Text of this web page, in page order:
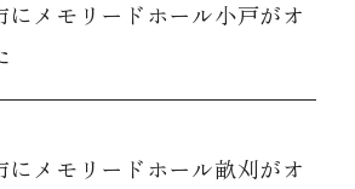
にメモリードホール小戸がオ
にメモリードホール畝刈がオ